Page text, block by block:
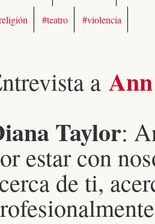
#teatro #violencia
a
Taylor:
estar con
de ti,